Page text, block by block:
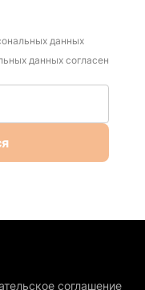
данных
данных согласен
соглашение